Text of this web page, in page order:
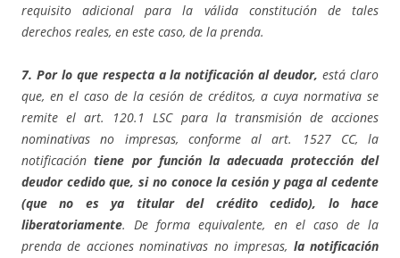
requisito adicional para la válida constitución de tales
derechos reales, en este caso, de la prenda.
7. Por lo que respecta a la notificación al deudor,está claro
que, en el caso de la cesión de créditos, a cuya normativa se
remite el art. 120.1 LSC para la transmisión de acciones
nominativas no impresas, conforme al art. 1527 CC, la
notificacióntiene por función la adecuada protección del
deudor cedido que, si no conoce la cesión y paga al cedente
(que no es ya titular del crédito cedido), lo hace
liberatoriamente. De forma equivalente, en el caso de la
prenda de acciones nominativas no impresas, la notificación